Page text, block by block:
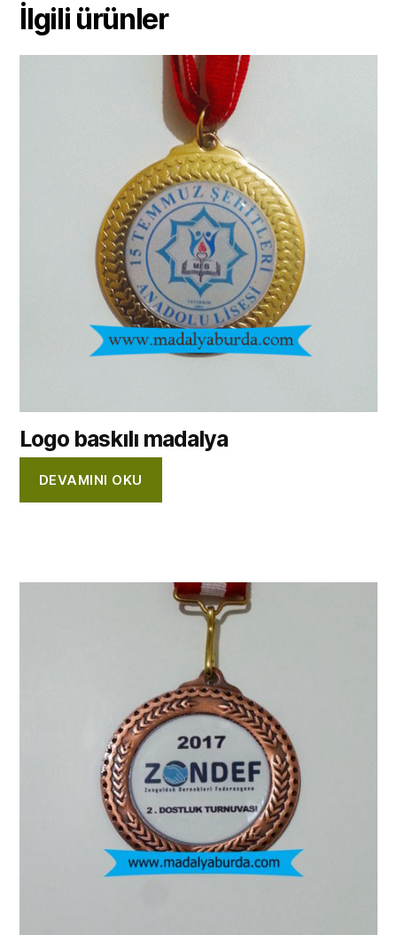
İlgili ürünler
Logo baskılı madalya
DEVAMINI OKU